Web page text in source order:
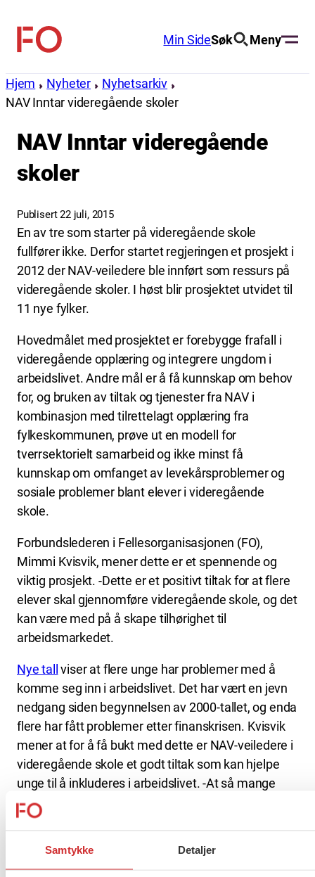
Samtykke Detaljer
innhold
FO
Min SideSøk Meny
Hjem Nyheter
Nyhetsarkiv
NAV Inntar videregående skoler
NAV Inntar videregående
skoler
Publisert 22 juli, 2015
En av tre som starter på videregående skole
fullfører ikke. Derfor startet regjeringen et prosjekt i
2012 der NAV-veiledere ble innført som ressurs på
videregående skoler. I høst blir prosjektet utvidet til
11 nye fylker.
Hovedmålet med prosjektet er forebygge frafall i
videregående opplæring og integrere ungdom i
arbeidslivet. Andre mål er å få kunnskap om behov
for, og bruken av tiltak og tjenester fra NAV i
kombinasjon med tilrettelagt opplæring fra
fylkeskommunen, prøve ut en modell for
tverrsektorielt samarbeid og ikke minst få
kunnskap om omfanget av levekårsproblemer og
sosiale problemer blant elever i videregående
skole.
Forbundslederen i Fellesorganisasjonen (FO),
Mimmi Kvisvik, mener dette er et spennende og
viktig prosjekt. -Dette er et positivt tiltak for at flere
elever skal gjennomføre videregående skole, og det
kan være med på å skape tilhørighet til
arbeidsmarkedet.
Nye tall viser at flere unge har problemer med å
komme seg inn i arbeidslivet. Det har vært en jevn
nedgang siden begynnelsen av 2000-tallet, og enda
flere har fått problemer etter finanskrisen. Kvisvik
mener at for å få bukt med dette er NAV-veiledere i
videregående skole et godt tiltak som kan hjelpe
unge til å inkluderes i arbeidslivet. -At så mange
som mulig får en fot inn i arbeidsmarkedet er
avgjørende i bekjempelsen av fattigdom. Prosjektet
resultater håper vi det kan bli et fast